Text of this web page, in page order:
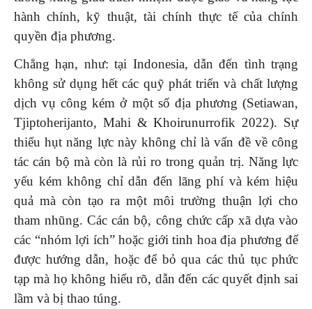
hành chính, kỹ thuật, tài chính thực tế của chính
quyền địa phương.
Chẳng hạn, như: tại Indonesia, dẫn đến tình trạng
không sử dụng hết các quỹ phát triển và chất lượng
dịch vụ công kém ở một số địa phương (Setiawan,
Tjiptoherijanto, Mahi & Khoirunurrofik 2022). Sự
thiếu hụt năng lực này không chỉ là vấn đề về công
tác cán bộ mà còn là rủi ro trong quản trị. Năng lực
yếu kém không chỉ dẫn đến lãng phí và kém hiệu
quả mà còn tạo ra một môi trường thuận lợi cho
tham nhũng. Các cán bộ, công chức cấp xã dựa vào
các “nhóm lợi ích” hoặc giới tinh hoa địa phương để
được hướng dẫn, hoặc để bỏ qua các thủ tục phức
tạp mà họ không hiểu rõ, dẫn đến các quyết định sai
lầm và bị thao túng.